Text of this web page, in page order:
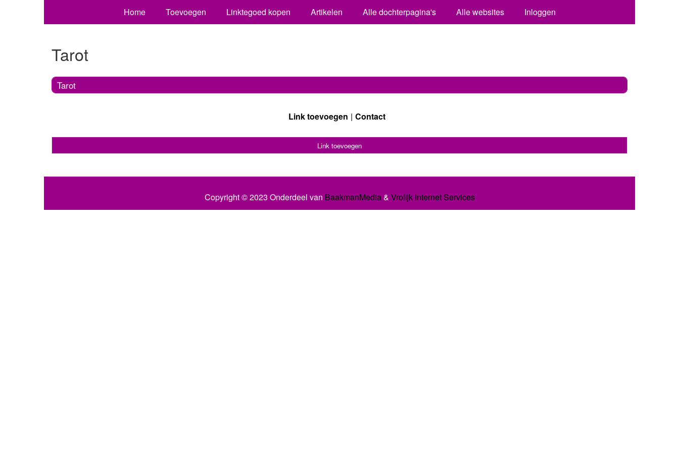
Home Toevoegen Linktegoed kopen Artikelen Alle dochterpagina's Alle websites Inloggen
Tarot
Tarot
Link toevoegen Contact
Link toevoegen
Copyright © 2023 Onderdeel van BaakmanMedia& Vrolijk Internet Services